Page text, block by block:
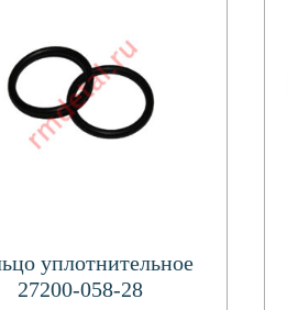
уплотнительное
27200-058-28